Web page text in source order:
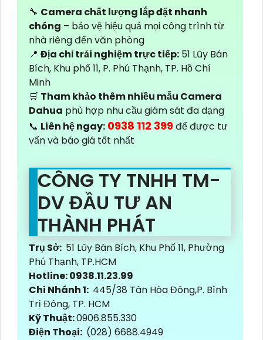
🔧 Camera chất lượng lắp đặt nhanh
chóng – bảo vệ hiệu quả mọi công trình từ
nhà riêng đến văn phòng
📍 Địa chỉ trải nghiệm trực tiếp: 51 Lũy Bán
Bích, Khu phố 11, P. Phú Thạnh, TP. Hồ Chí
Minh
🛒 Tham khảo thêm nhiều mẫu Camera
Dahua phù hợp nhu cầu giám sát đa dạng
📞 Liên hệ ngay: 0938 112 399để được tư
vấn và báo giá tốt nhất
CÔNG TY TNHH TM-
DV ĐẦU TƯ AN
THÀNH PHÁT
Trụ Sở: 51 Lũy Bán Bích, Khu Phố 11, Phường
Phú Thạnh, TP.HCM
Hotline: 0938.11.23.99
Chi Nhánh 1: 445/38 Tân Hòa Đông,P. Bình
Trị Đông, TP. HCM
Kỹ Thuật:0906.855.330
Điện Thoại: (028) 6688.4949